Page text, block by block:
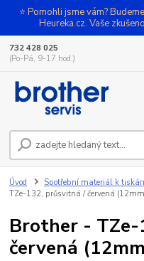
⭐ Pomohli jsme vám?
Heureka.cz. Vaše
732 428 025
(Po-Pá, 9-17 hod.)
Úvod Spotřební materiál k
TZe-132, průsvitná / červená
Brother -
červená